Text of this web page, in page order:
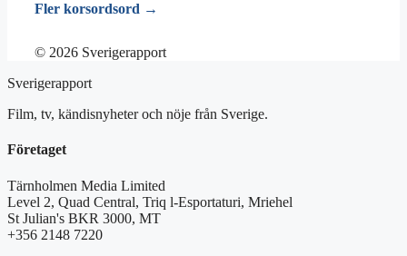
Fler korsordsord →
© 2026 Sverigerapport
Sverigerapport
Film, tv, kändisnyheter och nöje från Sverige.
Företaget
Tärnholmen Media Limited
Level 2, Quad Central, Triq l-Esportaturi, Mriehel
St Julian's BKR 3000, MT
+356 2148 7220